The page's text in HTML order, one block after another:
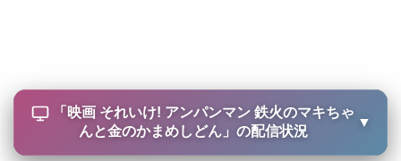
「 映画 それいけ! アンパンマン 鉄火のマキちゃ
んと金のかまめしどん」の配信状況
▼